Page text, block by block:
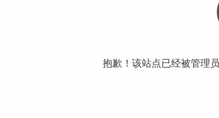
抱歉！该站点已经被管理